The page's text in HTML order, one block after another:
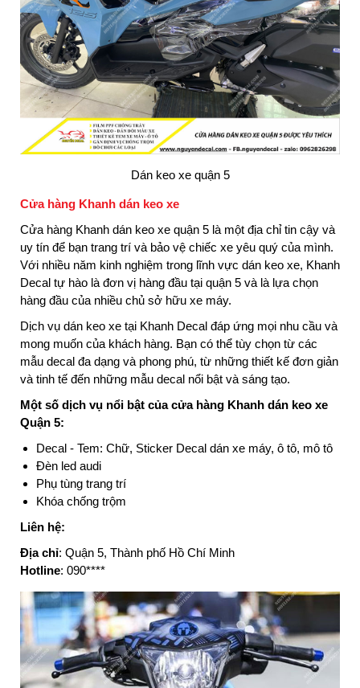
Dán keo xe quận 5
Cửa hàng Khanh dán keo xe
Cửa hàng Khanh dán keo xe quận 5 là một địa chỉ tin cậy và
uy tín để bạn trang trí và bảo vệ chiếc xe yêu quý của mình.
Với nhiều năm kinh nghiệm trong lĩnh vực dán keo xe, Khanh
Decal tự hào là đơn vị hàng đầu tại quận 5 và là lựa chọn
hàng đầu của nhiều chủ sở hữu xe máy.
Dịch vụ dán keo xe tại Khanh Decal đáp ứng mọi nhu cầu và
mong muốn của khách hàng. Bạn có thể tùy chọn từ các
mẫu decal đa dạng và phong phú, từ những thiết kế đơn giản
và tinh tế đến những mẫu decal nổi bật và sáng tạo.
Một số dịch vụ nổi bật của cửa hàng Khanh dán keo xe
Quận 5:
Decal - Tem: Chữ, Sticker Decal dán xe máy, ô tô, mô tô
Đèn led audi
Phụ tùng trang trí
Khóa chống trộm
Liên hệ:
Địa chỉ: Quận 5, Thành phố Hồ Chí Minh
Hotline: 090****